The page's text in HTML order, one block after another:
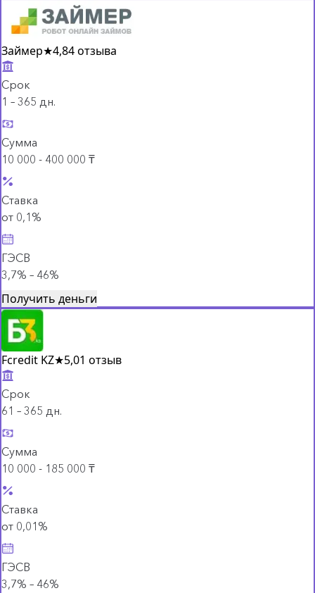
Займер★4,84 отзыва
Срок
1 – 365 дн.
Сумма
10 000 - 400 000 ₸
Ставка
от 0,1%
ГЭСВ
3,7% – 46%
Получить деньги
Fcredit KZ★5,01 отзыв
Срок
61 – 365 дн.
Сумма
10 000 - 185 000 ₸
Ставка
от 0,01%
ГЭСВ
3,7% – 46%